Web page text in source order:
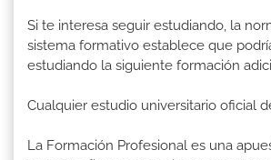
Si te interesa seguir estudiando, la
sistema formativo establece que
estudiando la siguiente formación
Cualquier estudio universitario oficial
La Formación Profesional es una